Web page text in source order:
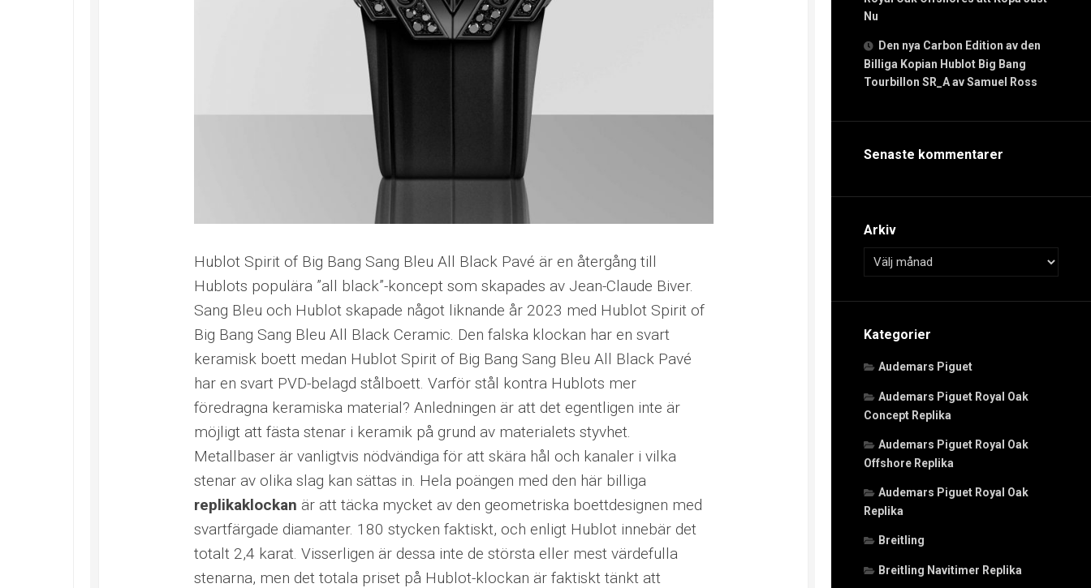
Nu
Den nya Carbon Edition av den
Billiga Kopian Hublot Big Bang
Tourbillon SR_A av Samuel Ross
Senaste kommentarer
Arkiv
Kategorier
Audemars Piguet
Audemars Piguet Royal Oak
Concept Replika
Audemars Piguet Royal Oak
Offshore Replika
Audemars Piguet Royal Oak
Replika
Breitling
Breitling Navitimer Replika
Hublot Spirit of Big Bang Sang Bleu All Black Pavé är en återgång till
Hublots populära ”all black”-koncept som skapades av Jean-Claude Biver.
Sang Bleu och Hublot skapade något liknande år 2023 med Hublot Spirit of
Big Bang Sang Bleu All Black Ceramic. Den falska klockan har en svart
keramisk boett medan Hublot Spirit of Big Bang Sang Bleu All Black Pavé
har en svart PVD-belagd stålboett. Varför stål kontra Hublots mer
föredragna keramiska material? Anledningen är att det egentligen inte är
möjligt att fästa stenar i keramik på grund av materialets styvhet.
Metallbaser är vanligtvis nödvändiga för att skära hål och kanaler i vilka
stenar av olika slag kan sättas in. Hela poängen med den här billiga
replikaklockan är att täcka mycket av den geometriska boettdesignen med
svartfärgade diamanter. 180 stycken faktiskt, och enligt Hublot innebär det
totalt 2,4 karat. Visserligen är dessa inte de största eller mest värdefulla
stenarna, men det totala priset på Hublot-klockan är faktiskt tänkt att